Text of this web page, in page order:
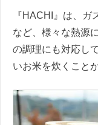
『HACHI』は、
など、様々な熱源
の調理にも対応し
いお米を炊くこと